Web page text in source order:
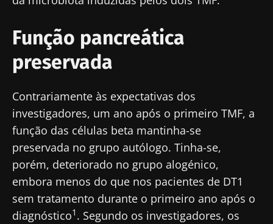
Função pancreática
preservada
Contrariamente às expectativas dos
investigadores, um ano após o primeiro TMF, a
função das células beta mantinha-se
preservada no grupo autólogo. Tinha-se,
porém, deteriorado no grupo alogénico,
embora menos do que nos pacientes de DT1
sem tratamento durante o primeiro ano após o
diagnóstico1 . Segundo os investigadores, os